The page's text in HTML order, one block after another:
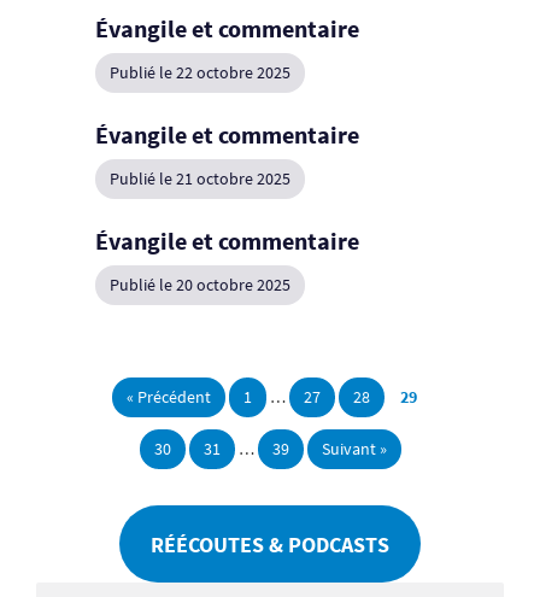
Évangile et commentaire
Publié le 22 octobre 2025
Évangile et commentaire
Publié le 21 octobre 2025
Évangile et commentaire
Publié le 20 octobre 2025
« Précédent 1 … 27 28 29
30 31 … 39 Suivant »
RÉÉCOUTES & PODCASTS